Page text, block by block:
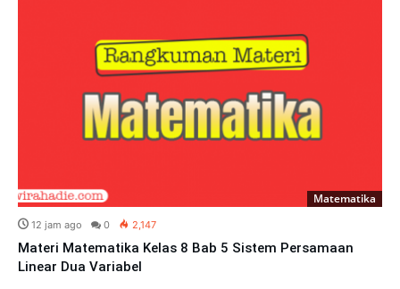
Matematika
12 jam ago 0 2,147
Materi Matematika Kelas 8 Bab 5 Sistem Persamaan
Linear Dua Variabel